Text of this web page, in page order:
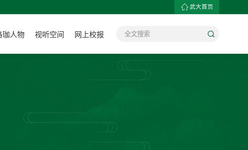
武大首页
珈人物 视听空间 网上校报